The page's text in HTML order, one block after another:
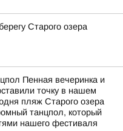
Старого озера
Пенная вечеринка и
точку в нашем
пляж Старого озера
танцпол, который
нашего фестиваля